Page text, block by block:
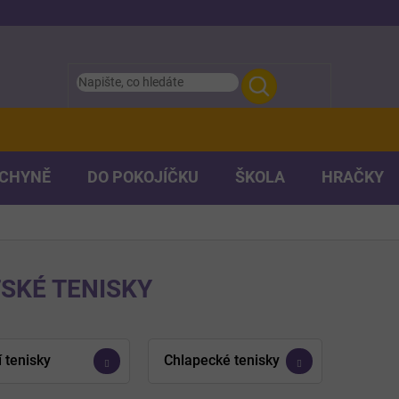
DO POKOJÍČKU ŠKOLA HRAČKY
TENISKY
tenisky Chlapecké tenisky